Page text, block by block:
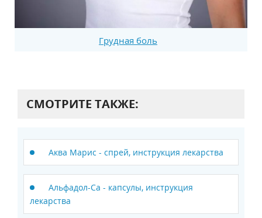
Грудная боль
СМОТРИТЕ ТАКЖЕ:
Аква Марис - спрей, инструкция лекарства
Альфадол-Ca - капсулы, инструкция
лекарства